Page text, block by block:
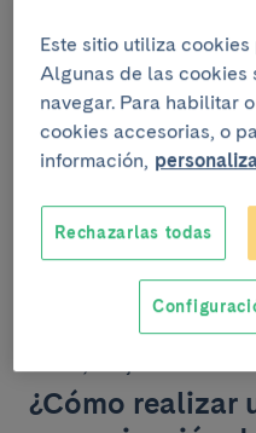
Herramientas y
realizar vídeos
sociales
C/ Casanova 150. 08036.
¿Cómo realizar
Este sitio utiliza
Algunas de las cookies
navegar. Para habilitar
cookies accesorias, o
información,
Rechazarlas todas